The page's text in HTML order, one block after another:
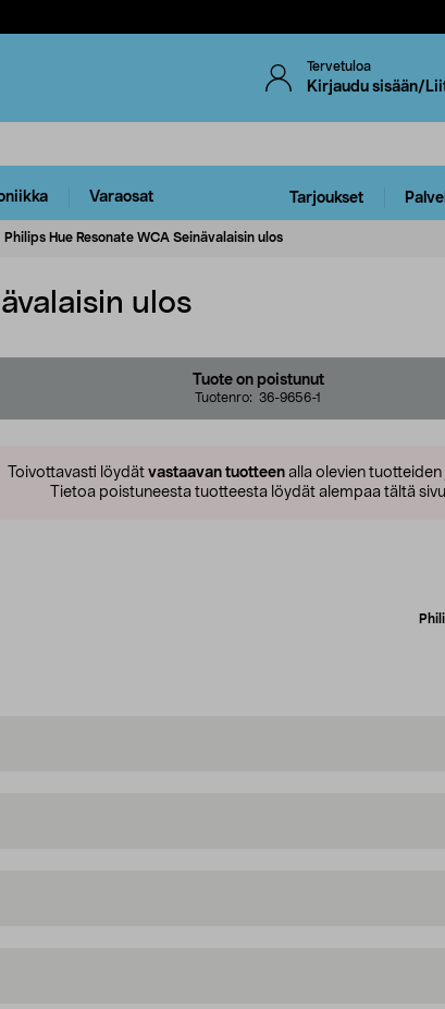
Tervetuloa
Kirjaudu sisään/
Varaosat Tarjoukset
Philips Hue Resonate WCA Seinävalaisin ulos
ulos
Tuote on poistunut
Tuotenro: 36-9656-1
Toivottavasti löydät vastaavan tuotteen alla olevien tuotteiden
Tietoa poistuneesta tuotteesta löydät alempaa tältä